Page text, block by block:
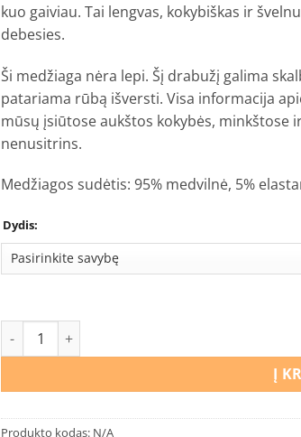
kuo gaiviau. Tai lengvas, kokybiškas ir
debesies.
Ši medžiaga nėra lepi. Šį drabužį galima
patariama rūbą išversti. Visa informacija
mūsų įsiūtose aukštos kokybės, minkštose
nenusitrins.
Medžiagos sudėtis: 95% medvilnė, 5%
Dydis:
produkto kiekis: Marškinėliai Ledo šalis
Į
Produkto kodas: N/A